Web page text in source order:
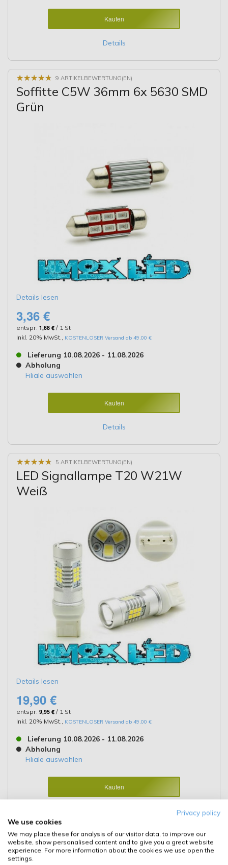
Kaufen
Details
★★★★★
★★★★★ 9 ARTIKELBEWERTUNG(EN)
Soffitte C5W 36mm 6x 5630 SMD
Grün
Details lesen
3,36 €
entspr. 1,68 € / 1 St
Inkl. 20% MwSt.
KOSTENLOSER Versand ab 49,00 €
Lieferung 10.08.2026 - 11.08.2026
Abholung
Filiale auswählen
Kaufen
Details
★★★★★
★★★★★ 5 ARTIKELBEWERTUNG(EN)
LED Signallampe T20 W21W
Weiß
Details lesen
19,90 €
entspr. 9,95 € / 1 St
Inkl. 20% MwSt.
KOSTENLOSER Versand ab 49,00 €
Lieferung 10.08.2026 - 11.08.2026
Abholung
Filiale auswählen
Kaufen
★★★★★
★★★★★ 8 ARTIKELBEWERTUNG(EN)
LIMOX LED Glassockel W5W T10
Privacy policy
We use cookies
We may place these for analysis of our visitor data, to improve our
website, show personalised content and to give you a great website
experience. For more information about the cookies we use open the
settings.